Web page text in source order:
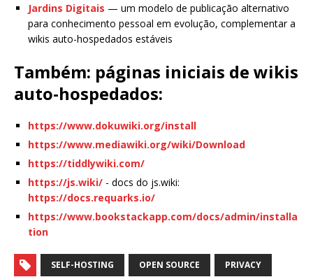
Jardins Digitais — um modelo de publicação alternativo
para conhecimento pessoal em evolução, complementar a
wikis auto-hospedados estáveis
Também: páginas iniciais de wikis
auto-hospedados:
https://www.dokuwiki.org/install
https://www.mediawiki.org/wiki/Download
https://tiddlywiki.com/
https://js.wiki/ - docs do js.wiki:
https://docs.requarks.io/
https://www.bookstackapp.com/docs/admin/installa
tion
SELF-HOSTING OPEN SOURCE PRIVACY